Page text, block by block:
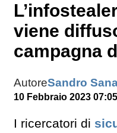
viene
campagna
AutoreSandro
10 Febbraio 2023 07:05
I ricercatori di